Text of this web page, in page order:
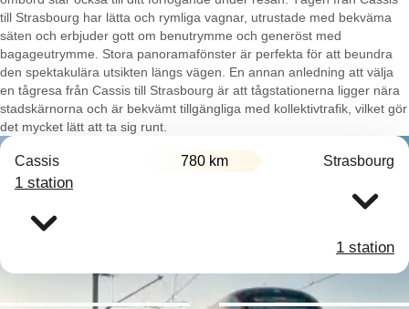
till Strasbourg har lätta och rymliga vagnar, utrustade med bekväma
säten och erbjuder gott om benutrymme och generöst med
bagageutrymme. Stora panoramafönster är perfekta för att beundra
den spektakulära utsikten längs vägen. En annan anledning att välja
en tågresa från Cassis till Strasbourg är att tågstationerna ligger nära
stadskärnorna och är bekvämt tillgängliga med kollektivtrafik, vilket gör
det mycket lätt att ta sig runt.
Cassis 780 km Strasbourg
1 station
1 station